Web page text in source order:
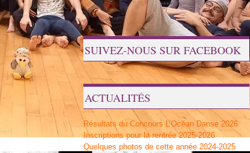
****
SUIVEZ-NOUS SUR FACEBOOK
ACTUALITÉS
Résultats du Concours L’Océan Danse 2026
Inscriptions pour la rentrée 2025-2026
Quelques photos de cette année 2024-2025